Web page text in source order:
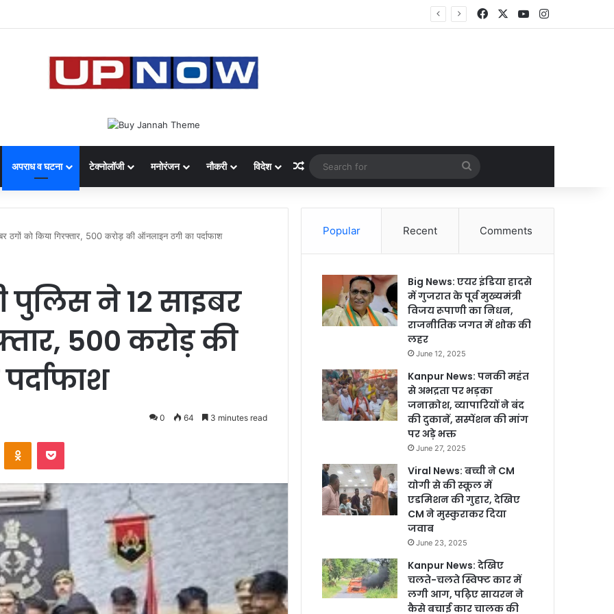
साइबर घोटाला: 40 युवतियों समेत 119 गिरफ्तार FacebookYouTubeInstagram
अपराध व घटना टेक्नोलॉजी मनोरंजन नौकरी विदेश Random Article
for
को किया गिरफ्तार, 500 करोड़ की ऑनलाइन ठगी का पर्दाफाश
पुलिस ने 12 साइबर
500 करोड़ की
0 64 3 minutes read
Odnoklassniki
Pocket
Popular Recent Comments
Big News: एयर इंडिया हादसे
में गुजरात के पूर्व मुख्यमंत्री
विजय रूपाणी का निधन,
राजनीतिक जगत में शोक की
लहर
June 12, 2025
Kanpur News: पनकी महंत
से अभद्रता पर भड़का
जनाक्रोश, व्यापारियों ने बंद
की दुकानें, सस्पेंशन की मांग
पर अड़े भक्त
June 27, 2025
Viral News: बच्ची ने CM
योगी से की स्कूल में
एडमिशन की गुहार, देखिए
CM ने मुस्कुराकर दिया
जवाब
June 23, 2025
Kanpur News: देखिए
चलते-चलते स्विफ्ट कार में
लगी आग, पढ़िए सायरन ने
कैसे बचाई कार चालक की